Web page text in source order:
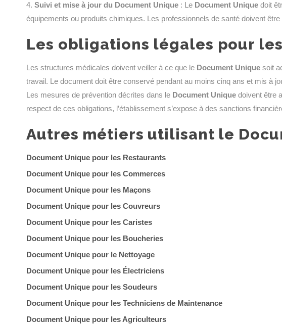
Suivi et mise à jour du Document Unique : Le Document Unique doit
équipements ou produits chimiques. Les professionnels de santé doivent
Les obligations légales pour
Les structures médicales doivent veiller à ce que le Document Unique soit
travail. Le document doit être conservé pendant au moins cinq ans et mis à
Les mesures de prévention décrites dans le Document Unique doivent être
respect de ces obligations, l’établissement s’expose à des sanctions
Autres métiers utilisant le
Document Unique pour les Restaurants
Document Unique pour les Commerces
Document Unique pour les Maçons
Document Unique pour les Couvreurs
Document Unique pour les Caristes
Document Unique pour les Boucheries
Document Unique pour le Nettoyage
Document Unique pour les Électriciens
Document Unique pour les Soudeurs
Document Unique pour les Techniciens de Maintenance
Document Unique pour les Agriculteurs